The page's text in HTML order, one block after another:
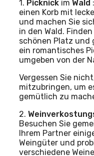
1. Picknick im Wald
einen Korb mit
und machen Sie
in den Wald.
schönen Platz und
ein romantisches
umgeben von der
Vergessen Sie
mitzubringen, um
gemütlich zu
2.
Besuchen Sie
Ihrem Partner
Weingüter und
verschiedene